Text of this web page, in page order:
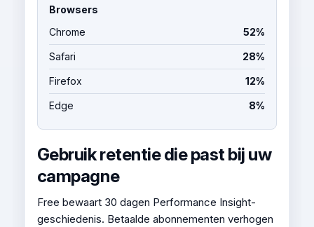
Browsers
Chrome
52%
Safari 28%
Firefox 12%
Edge 8%
Gebruik retentie die past bij uw
campagne
Free bewaart 30 dagen Performance Insight-
geschiedenis. Betaalde abonnementen verhogen